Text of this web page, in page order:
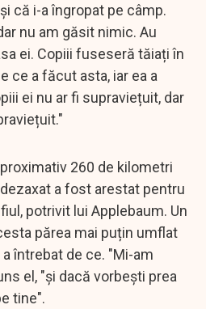
că i-a îngropat pe câmp.
nu am găsit nimic. Au
ei. Copiii fuseseră tăiați în
ce a făcut asta, iar ea a
ei nu ar fi supraviețuit, dar
260 de kilometri
a fost arestat pentru
potrivit lui Applebaum. Un
părea mai puțin umflat
întrebat de ce. "Mi-am
el, "și dacă vorbești prea
tine".